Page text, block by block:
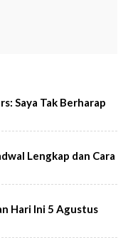
Saya Tak Berharap
Lengkap dan Cara
Hari Ini 5 Agustus